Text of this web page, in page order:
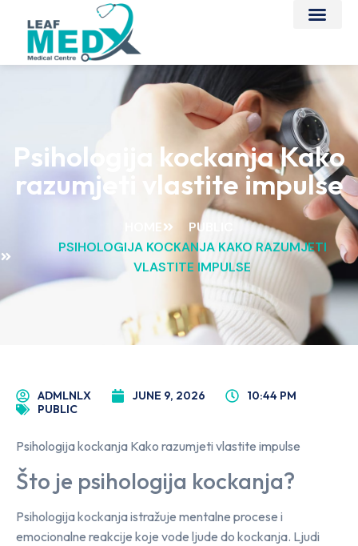
Psihologija kockanja Kako
razumjeti vlastite impulse
HOME
PUBLIC
PSIHOLOGIJA KOCKANJA KAKO RAZUMJETI
VLASTITE IMPULSE
ADMLNLX JUNE 9, 2026
10:44 PM
PUBLIC
Psihologija kockanja Kako razumjeti vlastite impulse
Što je psihologija kockanja?
Psihologija kockanja istražuje mentalne procese i
emocionalne reakcije koje vode ljude do kockanja. Ljudi